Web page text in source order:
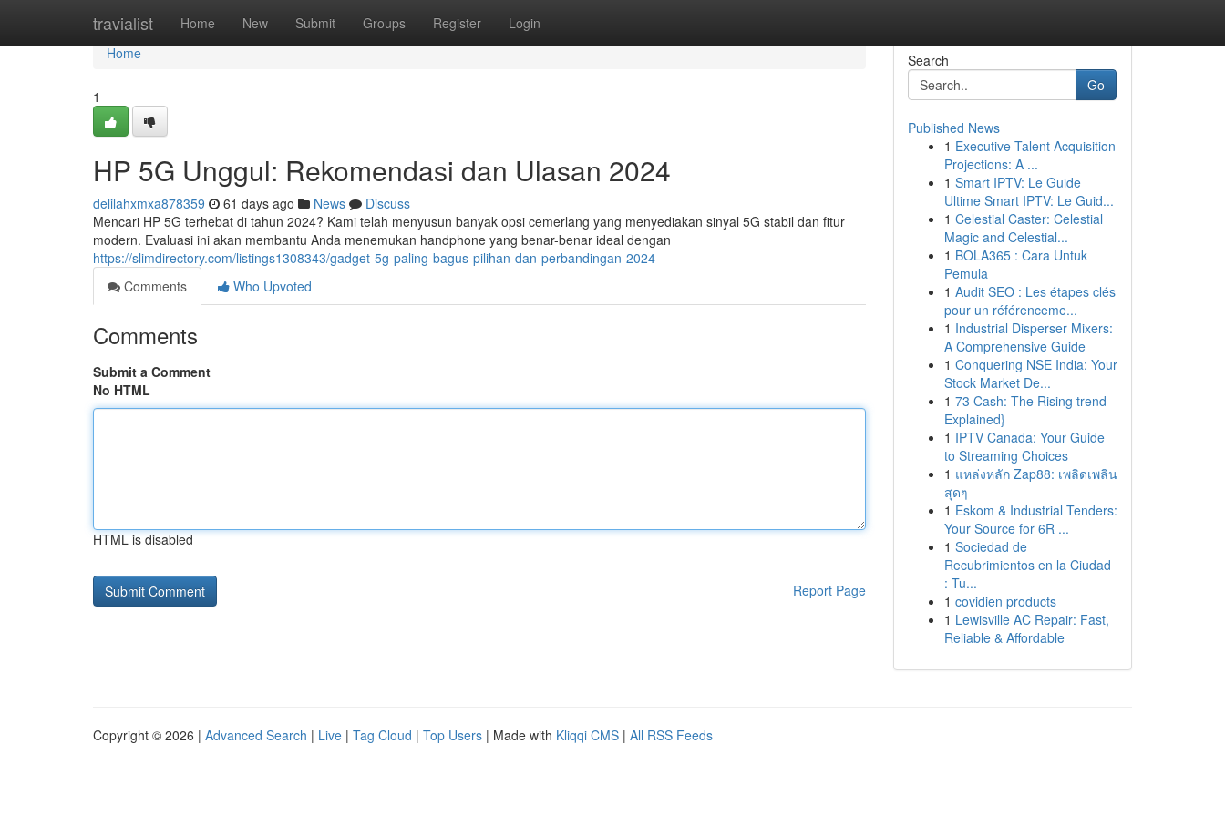
travialist Home New Submit Groups Register Login
Home
Home
1
HP 5G Unggul: Rekomendasi dan Ulasan 2024
delilahxmxa878359 61 days ago News
Discuss
Mencari HP 5G terhebat di tahun 2024? Kami telah menyusun banyak opsi cemerlang yang menyediakan sinyal 5G stabil dan fitur
modern. Evaluasi ini akan membantu Anda menemukan handphone yang benar-benar ideal dengan
https://slimdirectory.com/listings1308343/gadget-5g-paling-bagus-pilihan-dan-perbandingan-2024
Comments
Who Upvoted
Comments
Submit a Comment
No HTML
HTML is disabled
Report Page
Search
Go
Published News
1 Executive Talent Acquisition
Projections: A ...
1 Smart IPTV: Le Guide
Ultime Smart IPTV: Le Guid...
1 Celestial Caster: Celestial
Magic and Celestial...
1 BOLA365 : Cara Untuk
Pemula
1 Audit SEO : Les étapes clés
pour un référenceme...
1 Industrial Disperser Mixers:
A Comprehensive Guide
1 Conquering NSE India: Your
Stock Market De...
1 73 Cash: The Rising trend
Explained}
1 IPTV Canada: Your Guide
to Streaming Choices
1 แหล่งหลัก Zap88: เพลิดเพลิน
สุดๆ
1 Eskom & Industrial Tenders:
Your Source for 6R ...
1 Sociedad de
Recubrimientos en la Ciudad
: Tu...
1 covidien products
1 Lewisville AC Repair: Fast,
Reliable & Affordable
Copyright © 2026 | Advanced Search | Live | Tag Cloud | Top Users | Made with Kliqqi CMS | All RSS Feeds